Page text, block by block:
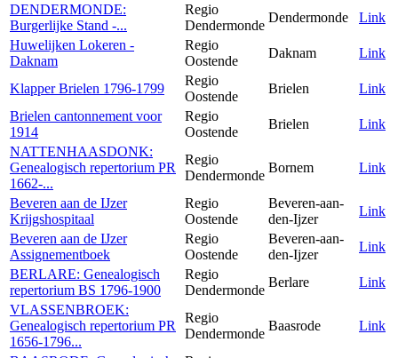
DENDERMONDE:
Burgerlijke Stand -...
Regio
Dendermonde
Dendermonde
Link
Huwelijken Lokeren -
Daknam
Regio
Oostende
Daknam Link
Klapper Brielen 1796-1799
Regio
Oostende
Brielen
Link
Brielen cantonnement voor
1914
Regio
Oostende
Brielen
Link
NATTENHAASDONK:
Genealogisch repertorium PR
1662-...
Regio
Dendermonde
Bornem Link
Beveren aan de IJzer
Krijgshospitaal
Regio
Oostende
Beveren-aan-
den-Ijzer
Link
Beveren aan de IJzer
Assignementboek
Regio
Oostende
Beveren-aan-
den-Ijzer
Link
BERLARE: Genealogisch
repertorium BS 1796-1900
Regio
Dendermonde
Berlare
Link
VLASSENBROEK:
Genealogisch repertorium PR
1656-1796...
Regio
Dendermonde
Baasrode Link